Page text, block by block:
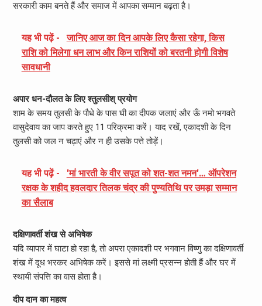
सरकारी काम बनते हैं और समाज में आपका सम्मान बढ़ता है।
यह भी पढ़ें -
जानिए आज का दिन आपके लिए कैसा रहेगा, किस
राशि को मिलेगा धन लाभ और किन राशियों को बरतनी होगी विशेष
सावधानी
अपार धन-दौलत के लिए श्तुलसीश् प्रयोग
शाम के समय तुलसी के पौधे के पास घी का दीपक जलाएं और ऊँ नमो भगवते
वासुदेवाय का जाप करते हुए 11 परिक्रमा करें। याद रखें, एकादशी के दिन
तुलसी को जल न चढ़ाएं और न ही उसके पत्ते तोड़ें।
यह भी पढ़ें -
'मां भारती के वीर सपूत को शत-शत नमन'… ऑपरेशन
रक्षक के शहीद हवलदार तिलक चंद्र की पुण्यतिथि पर उमड़ा सम्मान
का सैलाब
दक्षिणावर्ती शंख से अभिषेक
यदि व्यापार में घाटा हो रहा है, तो अपरा एकादशी पर भगवान विष्णु का दक्षिणावर्ती
शंख में दूध भरकर अभिषेक करें। इससे मां लक्ष्मी प्रसन्न होती हैं और घर में
स्थायी संपत्ति का वास होता है।
दीप दान का महत्व